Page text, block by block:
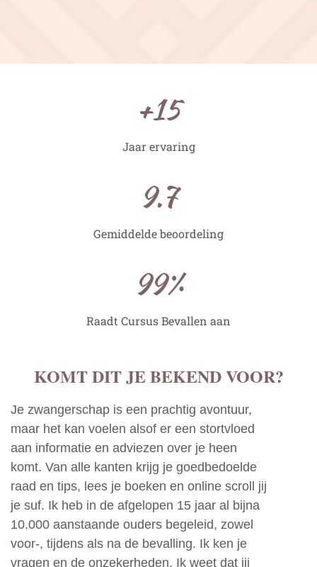
Jaar ervaring
+15
Gemiddelde beoordeling
9.7
Raadt Cursus Bevallen aan
99%
KOMT DIT JE BEKEND VOOR?
Je zwangerschap is een prachtig avontuur,
maar het kan voelen alsof er een stortvloed
aan informatie en adviezen over je heen
komt. Van alle kanten krijg je goedbedoelde
raad en tips, lees je boeken en online scroll jij
je suf. Ik heb in de afgelopen 15 jaar al bijna
10.000 aanstaande ouders begeleid, zowel
voor-, tijdens als na de bevalling. Ik ken je
vragen en de onzekerheden. Ik weet dat jij